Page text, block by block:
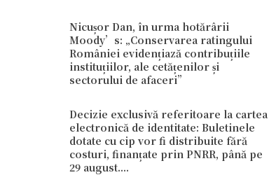
Nicușor Dan, în urma hotărârii
Moody’s: „Conservarea ratingului
României evidențiază contribuțiile
instituțiilor, ale cetățenilor și
sectorului de afaceri”
Decizie exclusivă referitoare la cartea
electronică de identitate: Buletinele
dotate cu cip vor fi distribuite fără
costuri, finanțate prin PNRR, până pe
29 august....